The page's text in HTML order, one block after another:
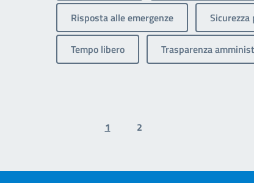
Risposta alle emergenze
Tempo libero Trasparenza
Previous page
1 2